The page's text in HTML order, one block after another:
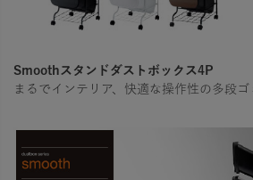
Smoothスタンドダストボックス4P
まるでインテリア、快適な操作性の多段ゴ